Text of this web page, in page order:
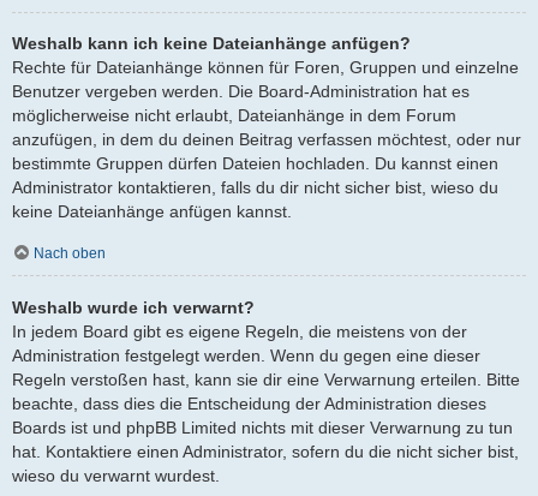
Weshalb kann ich keine Dateianhänge anfügen?
Rechte für Dateianhänge können für Foren, Gruppen und einzelne
Benutzer vergeben werden. Die Board-Administration hat es
möglicherweise nicht erlaubt, Dateianhänge in dem Forum
anzufügen, in dem du deinen Beitrag verfassen möchtest, oder nur
bestimmte Gruppen dürfen Dateien hochladen. Du kannst einen
Administrator kontaktieren, falls du dir nicht sicher bist, wieso du
keine Dateianhänge anfügen kannst.
Nach oben
Weshalb wurde ich verwarnt?
In jedem Board gibt es eigene Regeln, die meistens von der
Administration festgelegt werden. Wenn du gegen eine dieser
Regeln verstoßen hast, kann sie dir eine Verwarnung erteilen. Bitte
beachte, dass dies die Entscheidung der Administration dieses
Boards ist und phpBB Limited nichts mit dieser Verwarnung zu tun
hat. Kontaktiere einen Administrator, sofern du die nicht sicher bist,
wieso du verwarnt wurdest.